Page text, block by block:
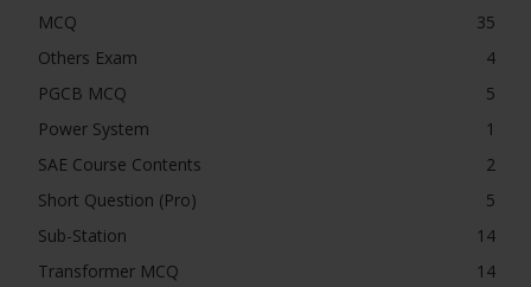
MCQ
35
Others Exam
4
PGCB MCQ
5
Power System
1
SAE Course Contents
2
Short Question (Pro)
5
Sub-Station
14
Transformer MCQ
14